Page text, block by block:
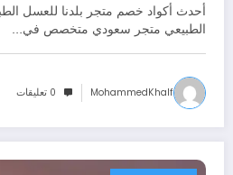
أحدث أكواد خصم متجر بلدنا للعسل
الطبيعي متجر سعودي متخصص في…
MohammedKhalf 0 تعليقات